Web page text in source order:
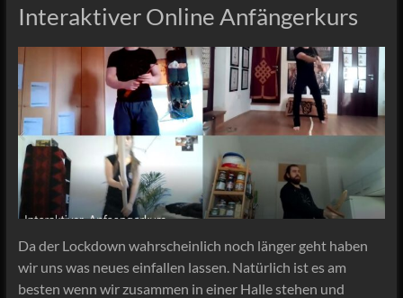
Interaktiver Online Anfängerkurs
Da der Lockdown wahrscheinlich noch länger geht haben
wir uns was neues einfallen lassen. Natürlich ist es am
besten wenn wir zusammen in einer Halle stehen und